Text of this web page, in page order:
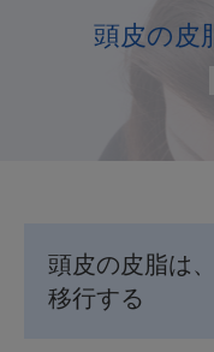
頭皮の皮
頭皮の皮脂は
移行する